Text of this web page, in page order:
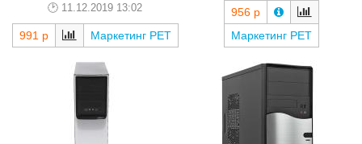
11.12.2019 13:02
991 р Маркетинг РЕТ
956 р
Маркетинг РЕТ